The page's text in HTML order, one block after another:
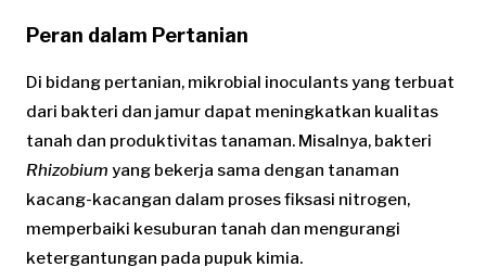
Peran dalam Pertanian
Di bidang pertanian, mikrobial inoculants yang terbuat
dari bakteri dan jamur dapat meningkatkan kualitas
tanah dan produktivitas tanaman. Misalnya, bakteri
Rhizobium yang bekerja sama dengan tanaman
kacang-kacangan dalam proses fiksasi nitrogen,
memperbaiki kesuburan tanah dan mengurangi
ketergantungan pada pupuk kimia.